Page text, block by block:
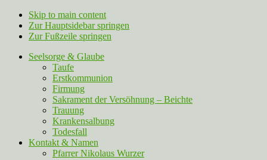
Skip to main content
Zur Hauptsidebar springen
Zur Fußzeile springen
Seelsorge & Glaube
Taufe
Erstkommunion
Firmung
Sakrament der Versöhnung – Beichte
Trauung
Krankensalbung
Todesfall
Kontakt & Namen
Pfarrer Nikolaus Wurzer